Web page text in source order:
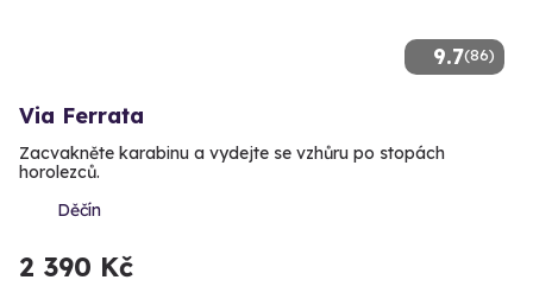
9.7(86)
Via Ferrata
Zacvakněte karabinu a vydejte se vzhůru po stopách
horolezců.
Děčín
2 390 Kč